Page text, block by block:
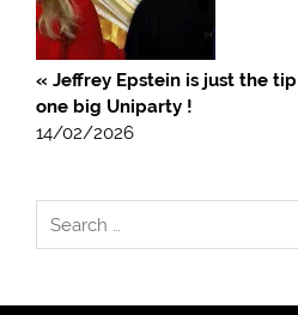
« Jeffrey Epstein is just the
one big Uniparty !
14/02/2026